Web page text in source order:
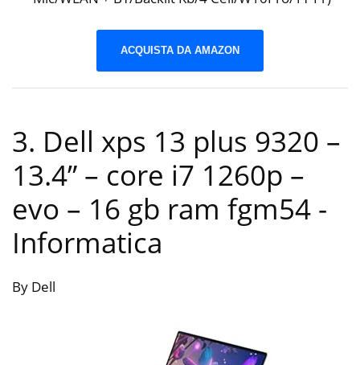
ACQUISTA DA AMAZON
3. Dell xps 13 plus 9320 –
13.4” – core i7 1260p –
evo – 16 gb ram fgm54 -
Informatica
By Dell